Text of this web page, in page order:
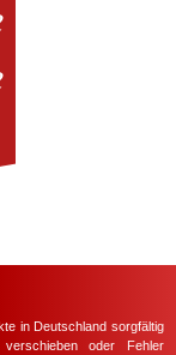
in Deutschland sorgfältig
oder Fehler